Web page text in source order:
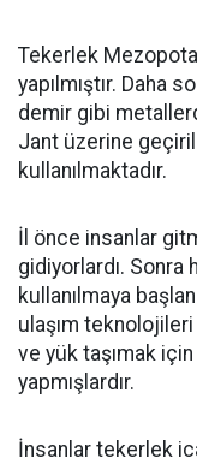
Tekerlek
yapılmıştır. Daha
demir gibi
Jant üzerine
kullanılmaktadır.
İl önce insanlar
gidiyorlardı.
kullanılmaya
ulaşım teknolojileri
ve yük taşımak
yapmışlardır.
İnsanlar tekerlek